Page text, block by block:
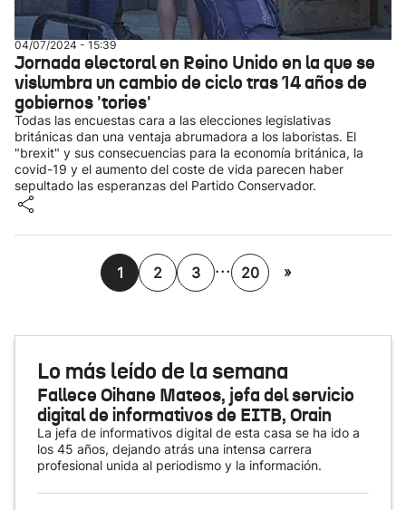
04/07/2024 - 15:39
Jornada electoral en Reino Unido en la que se
vislumbra un cambio de ciclo tras 14 años de
gobiernos 'tories'
Todas las encuestas cara a las elecciones legislativas
británicas dan una ventaja abrumadora a los laboristas. El
"brexit" y sus consecuencias para la economía británica, la
covid-19 y el aumento del coste de vida parecen haber
sepultado las esperanzas del Partido Conservador.
1 2 3 ... 20 »
Lo más leído de la semana
Fallece Oihane Mateos, jefa del servicio
digital de informativos de EITB, Orain
La jefa de informativos digital de esta casa se ha ido a
los 45 años, dejando atrás una intensa carrera
profesional unida al periodismo y la información.